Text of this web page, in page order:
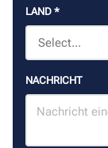
LAND *
NACHRICHT